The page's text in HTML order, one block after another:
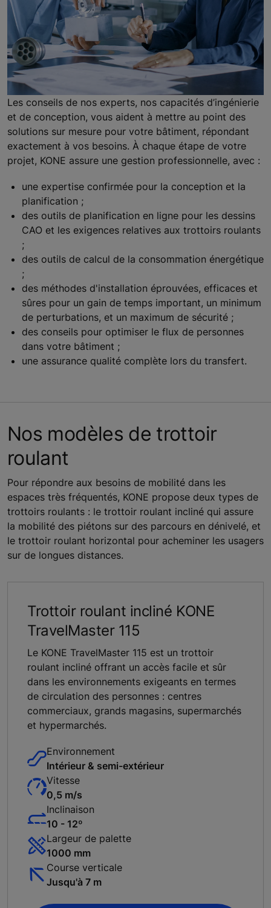
Les conseils de nos experts, nos capacités d’ingénierie
et de conception, vous aident à mettre au point des
solutions sur mesure pour votre bâtiment, répondant
exactement à vos besoins. À chaque étape de votre
projet, KONE assure une gestion professionnelle, avec :
une expertise confirmée pour la conception et la
planification ;
des outils de planification en ligne pour les dessins
CAO et les exigences relatives aux trottoirs roulants
;
des outils de calcul de la consommation énergétique
;
des méthodes d'installation éprouvées, efficaces et
sûres pour un gain de temps important, un minimum
de perturbations, et un maximum de sécurité ;
des conseils pour optimiser le flux de personnes
dans votre bâtiment ;
une assurance qualité complète lors du transfert.
Nos modèles de trottoir
roulant
Pour répondre aux besoins de mobilité dans les
espaces très fréquentés, KONE propose deux types de
trottoirs roulants : le trottoir roulant incliné qui assure
la mobilité des piétons sur des parcours en dénivelé, et
le trottoir roulant horizontal pour acheminer les usagers
sur de longues distances.
Trottoir roulant incliné KONE
TravelMaster 115
Le KONE TravelMaster 115 est un trottoir
roulant incliné offrant un accès facile et sûr
dans les environnements exigeants en termes
de circulation des personnes : centres
commerciaux, grands magasins, supermarchés
et hypermarchés.
Environnement
Intérieur & semi-extérieur
Vitesse
0,5 m/s
Inclinaison
10 - 12º
Largeur de palette
1000 mm
Course verticale
Jusqu'à 7 m